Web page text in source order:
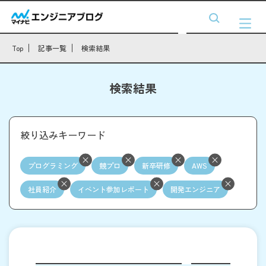
Top 記事一覧 検索結果
検索結果
絞り込みキーワード
プログラミング 競プロ 新卒研修 AWS
社員紹介 イベント参加レポート 開発エンジニア